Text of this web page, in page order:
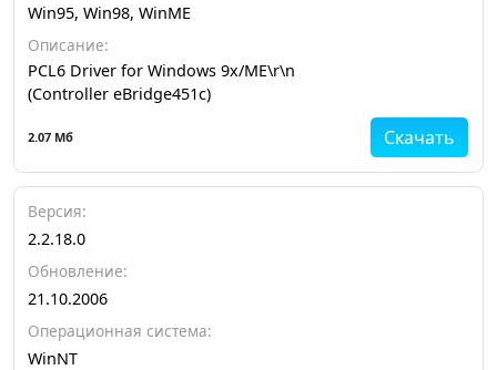
Win95, Win98, WinME
Описание:
PCL6 Driver for Windows 9x/ME\r\n
(Controller eBridge451c)
Скачать
2.07 Мб
Версия:
2.2.18.0
Обновление:
21.10.2006
Операционная система:
WinNT